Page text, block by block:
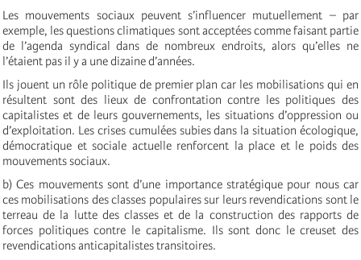
Les mouvements sociaux peuvent s’influencer mutuellement – par
exemple, les questions climatiques sont acceptées comme faisant partie
de l’agenda syndical dans de nombreux endroits, alors qu’elles ne
l’étaient pas il y a une dizaine d’années.
Ils jouent un rôle politique de premier plan car les mobilisations qui en
résultent sont des lieux de confrontation contre les politiques des
capitalistes et de leurs gouvernements, les situations d’oppression ou
d’exploitation. Les crises cumulées subies dans la situation écologique,
démocratique et sociale actuelle renforcent la place et le poids des
mouvements sociaux.
b) Ces mouvements sont d’une importance stratégique pour nous car
ces mobilisations des classes populaires sur leurs revendications sont le
terreau de la lutte des classes et de la construction des rapports de
forces politiques contre le capitalisme. Ils sont donc le creuset des
revendications anticapitalistes transitoires.